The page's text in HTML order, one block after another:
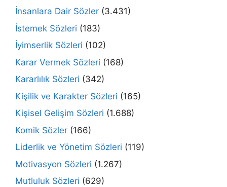
İnsanlara Dair Sözler (3.431)
İstemek Sözleri (183)
İyimserlik Sözleri (102)
Karar Vermek Sözleri (168)
Kararlılık Sözleri (342)
Kişilik ve Karakter Sözleri (165)
Kişisel Gelişim Sözleri (1.688)
Komik Sözler (166)
Liderlik ve Yönetim Sözleri (119)
Motivasyon Sözleri (1.267)
Mutluluk Sözleri (629)